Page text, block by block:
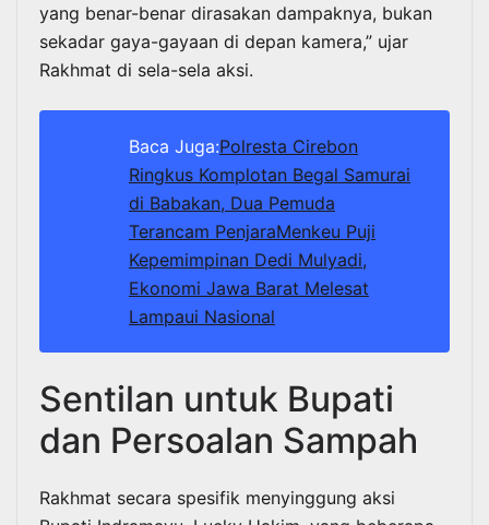
yang benar-benar dirasakan dampaknya, bukan
sekadar gaya-gayaan di depan kamera,” ujar
Rakhmat di sela-sela aksi.
Baca Juga:Polresta Cirebon
Ringkus Komplotan Begal Samurai
di Babakan, Dua Pemuda
Terancam PenjaraMenkeu Puji
Kepemimpinan Dedi Mulyadi,
Ekonomi Jawa Barat Melesat
Lampaui Nasional
Sentilan untuk Bupati
dan Persoalan Sampah
Rakhmat secara spesifik menyinggung aksi